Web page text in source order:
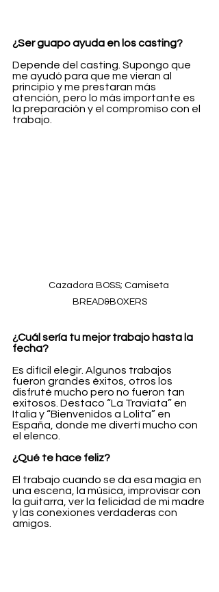
¿Ser guapo ayuda en los casting?
Depende del casting. Supongo que
me ayudó para que me vieran al
principio y me prestaran más
atención, pero lo más importante es
la preparación y el compromiso con el
trabajo.
Cazadora BOSS; Camiseta
BREAD&BOXERS
¿Cuál sería tu mejor trabajo hasta la
fecha?
Es difícil elegir. Algunos trabajos
fueron grandes éxitos, otros los
disfruté mucho pero no fueron tan
exitosos. Destaco “La Traviata” en
Italia y “Bienvenidos a Lolita” en
España, donde me divertí mucho con
el elenco.
¿Qué te hace feliz?
El trabajo cuando se da esa magia en
una escena, la música, improvisar con
la guitarra, ver la felicidad de mi madre
y las conexiones verdaderas con
amigos.